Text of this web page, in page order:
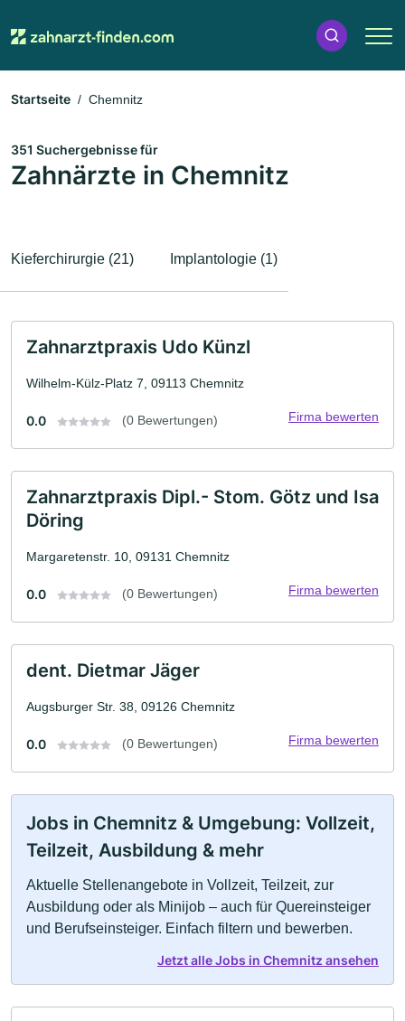
Startseite Chemnitz
351 Suchergebnisse für
Zahnärzte in Chemnitz
Kieferchirurgie (21) Implantologie (1)
Zahnarztpraxis Udo Künzl
Wilhelm-Külz-Platz 7, 09113 Chemnitz
0.0 (0 Bewertungen) Firma bewerten
Zahnarztpraxis Dipl.- Stom. Götz und Isa
Döring
Margaretenstr. 10, 09131 Chemnitz
0.0 (0 Bewertungen) Firma bewerten
dent. Dietmar Jäger
Augsburger Str. 38, 09126 Chemnitz
0.0 (0 Bewertungen) Firma bewerten
Jobs in Chemnitz & Umgebung: Vollzeit,
Teilzeit, Ausbildung & mehr
Aktuelle Stellenangebote in Vollzeit, Teilzeit, zur
Ausbildung oder als Minijob – auch für Quereinsteiger
und Berufseinsteiger. Einfach filtern und bewerben.
Jetzt alle Jobs in Chemnitz ansehen